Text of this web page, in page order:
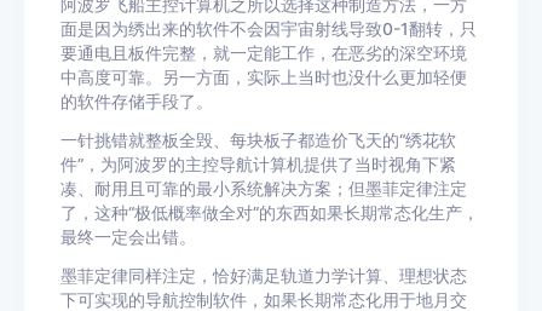
阿波罗飞船主控计算机之所以选择这种制造方法，一方
面是因为绣出来的软件不会因宇宙射线导致0-1翻转，只
要通电且板件完整，就一定能工作，在恶劣的深空环境
中高度可靠。另一方面，实际上当时也没什么更加轻便
的软件存储手段了。
一针挑错就整板全毁、每块板子都造价飞天的“绣花软
件”，为阿波罗的主控导航计算机提供了当时视角下紧
凑、耐用且可靠的最小系统解决方案；但墨菲定律注定
了，这种“极低概率做全对”的东西如果长期常态化生产，
最终一定会出错。
墨菲定律同样注定，恰好满足轨道力学计算、理想状态
下可实现的导航控制软件，如果长期常态化用于地月交